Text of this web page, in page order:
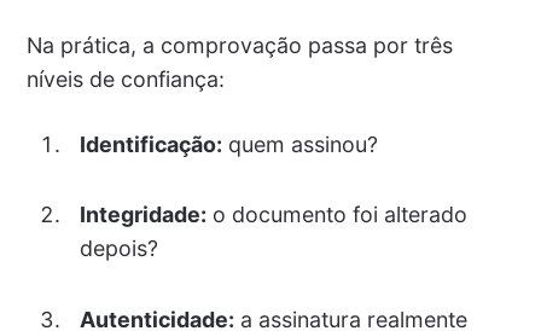
Na prática, a comprovação passa por três
níveis de confiança:
Identificação: quem assinou?
Integridade: o documento foi alterado
depois?
Autenticidade: a assinatura realmente